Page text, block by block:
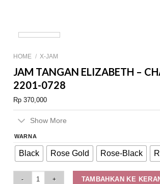
HOME / X-JAM
JAM TANGAN ELIZABETH –
2201-0728
Rp 370,000
Show More
WARNA
Black Rose Gold Rose-Black
TAMBAHKAN KE